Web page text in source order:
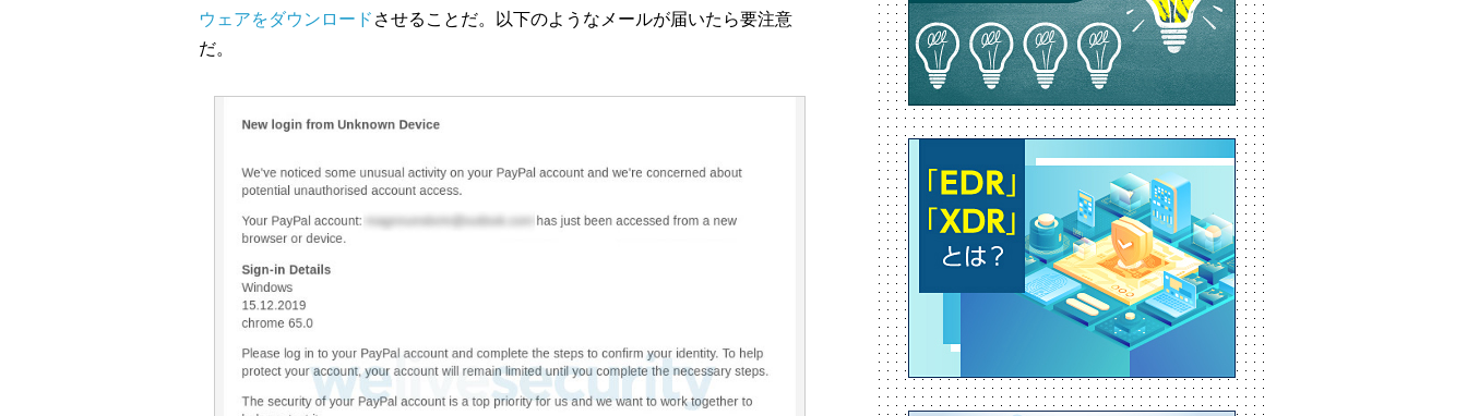
ウェアをダウンロード させることだ。以下のようなメールが届いたら要注意
だ。